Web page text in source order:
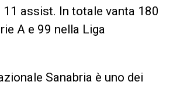
11 assist. In totale vanta 180
A e 99 nella Liga
Sanabria è uno dei